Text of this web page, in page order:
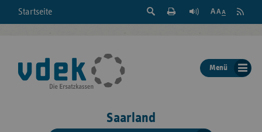
Startseite
Suche
der
Seite
Feed
Menü
Saarland